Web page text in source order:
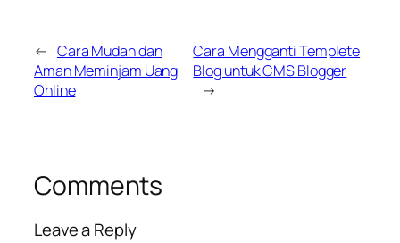
← Cara Mudah dan
Aman Meminjam Uang
Online
Cara Mengganti Templete
Blog untuk CMS Blogger
→
Comments
Leave a Reply